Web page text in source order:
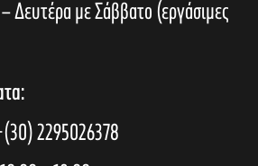
Δευτέρα με Σάββατο (εργάσιμες
2295026378